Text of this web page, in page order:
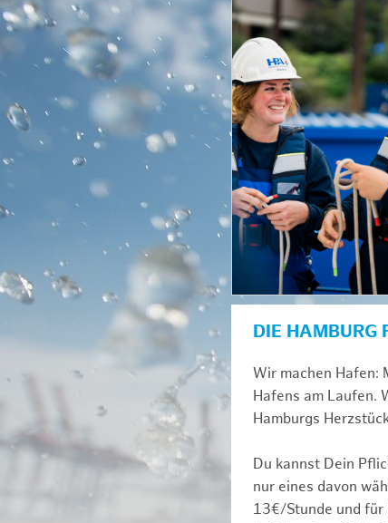
DIE HAMBURG
Wir machen Hafen:
Hafens am Laufen.
Hamburgs
Du kannst Dein
nur eines davon
13€/Stunde und für